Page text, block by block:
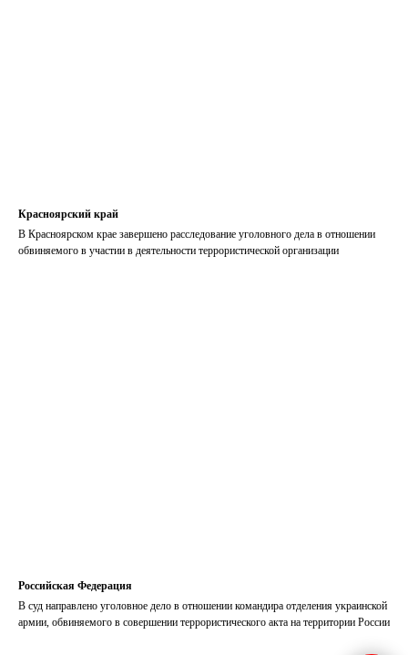
Красноярский край
В Красноярском крае завершено расследование уголовного дела в отношении
обвиняемого в участии в деятельности террористической организации
Российская Федерация
В суд направлено уголовное дело в отношении командира отделения украинской
армии, обвиняемого в совершении террористического акта на территории России